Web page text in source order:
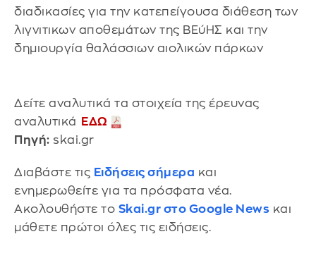
διαδικασίες για την κατεπείγουσα διάθεση των
λιγνιτικων αποθεμάτων της ΒΕύΗΣ και την
δημιουργία θαλάσσιων αιολικών πάρκων
Δείτε αναλυτικά τα στοιχεία της έρευνας
αναλυτικά
ΕΔΩ
Πηγή: skai.gr
Διαβάστε τις Ειδήσεις σήμερα και
ενημερωθείτε για τα πρόσφατα νέα.
Ακολουθήστε το Skai.gr στο Google News και
μάθετε πρώτοι όλες τις ειδήσεις.